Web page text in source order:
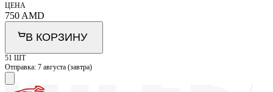
ЦЕНА
750 AMD
В КОРЗИНУ
51 ШТ
Отправка: 7 августа (завтра)